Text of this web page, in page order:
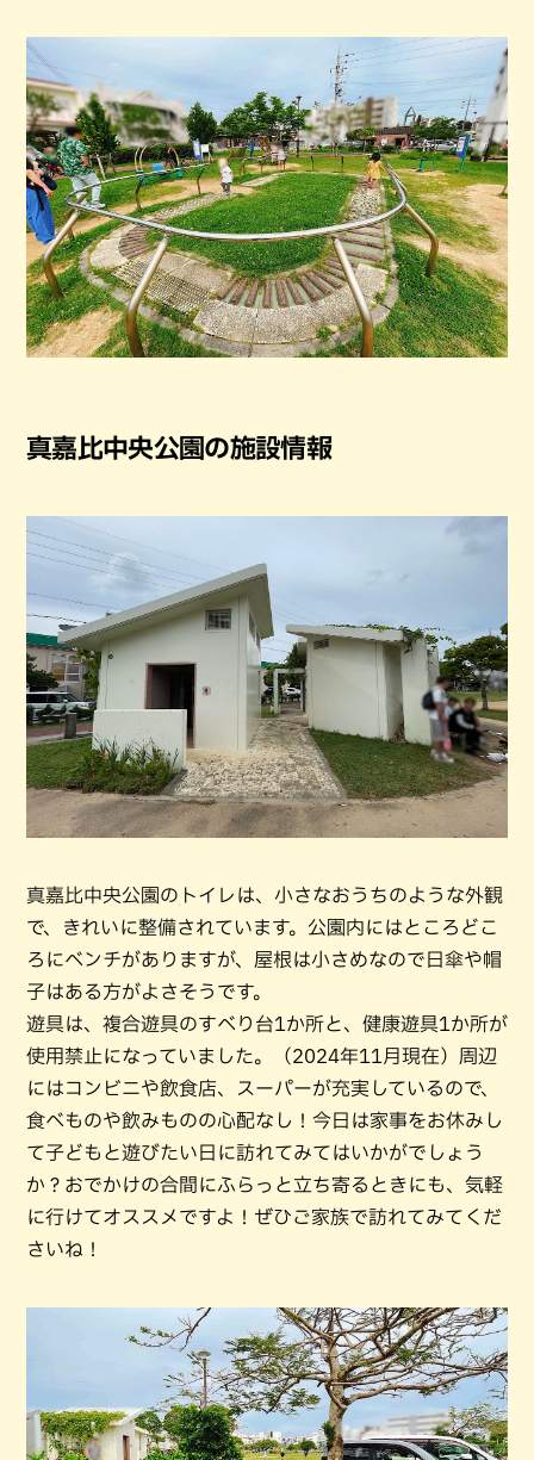
真嘉比中央公園の施設情報
真嘉比中央公園のトイレは、小さなおうちのような外観
で、きれいに整備されています。公園内にはところどこ
ろにベンチがありますが、屋根は小さめなので日傘や帽
子はある方がよさそうです。
遊具は、複合遊具のすべり台1か所と、健康遊具1か所が
使用禁止になっていました。（2024年11月現在）周辺
にはコンビニや飲食店、スーパーが充実しているので、
食べものや飲みものの心配なし！今日は家事をお休みし
て子どもと遊びたい日に訪れてみてはいかがでしょう
か？おでかけの合間にふらっと立ち寄るときにも、気軽
に行けてオススメですよ！ぜひご家族で訪れてみてくだ
さいね！